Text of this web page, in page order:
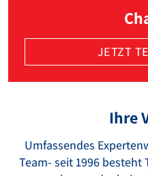
JETZT
Ihre
Umfassendes
Team- seit 1996 besteht